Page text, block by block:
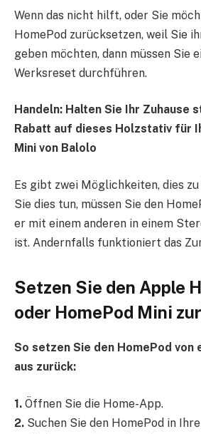
Wenn das nicht hilft, oder Sie
HomePod zurücksetzen, weil Sie
geben möchten, dann müssen Sie
Werksreset durchführen.
Handeln: Halten Sie Ihr Zuhause
Rabatt auf dieses Holzstativ für
Mini von Balolo
Es gibt zwei Möglichkeiten, dies zu
Sie dies tun, müssen Sie den
er mit einem anderen in einem
ist. Andernfalls funktioniert das
Setzen Sie den Apple
oder HomePod Mini
So setzen Sie den HomePod von
aus zurück:
1. Öffnen Sie die Home-App.
2. Suchen Sie den HomePod in